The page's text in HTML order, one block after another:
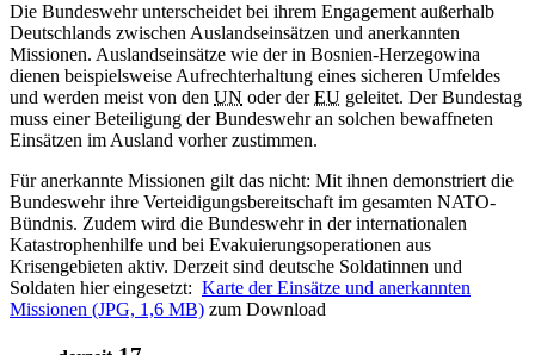
Die Bundeswehr unterscheidet bei ihrem Engagement außerhalb
Deutschlands zwischen Auslandseinsätzen und anerkannten
Missionen. Auslandseinsätze wie der in Bosnien-Herzegowina
dienen beispielsweise Aufrechterhaltung eines sicheren Umfeldes
und werden meist von den UN oder derEU geleitet. Der Bundestag
muss einer Beteiligung der Bundeswehr an solchen bewaffneten
Einsätzen im Ausland vorher zustimmen.
Für anerkannte Missionen gilt das nicht: Mit ihnen demonstriert die
Bundeswehr ihre Verteidigungsbereitschaft im gesamten NATO-
Bündnis. Zudem wird die Bundeswehr in der internationalen
Katastrophenhilfe und bei Evakuierungsoperationen aus
Krisengebieten aktiv. Derzeit sind deutsche Soldatinnen und
Soldaten hier eingesetzt: Karte der Einsätze und anerkannten
Missionen (JPG, 1,6 MB) zum Download